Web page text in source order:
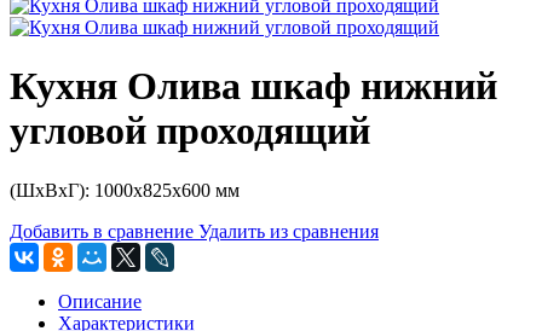
Кухня Олива шкаф нижний
угловой проходящий
(ШхВхГ): 1000х825х600 мм
Добавить в сравнение Удалить из сравнения
Описание
Характеристики